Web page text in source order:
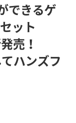
できるゲ
ット
売！
ハンズフ